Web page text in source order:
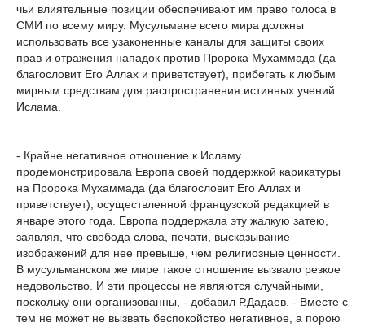
чьи влиятельные позиции обеспечивают им право голоса в
СМИ по всему миру. Мусульмане всего мира должны
использовать все узаконенные каналы для защиты своих
прав и отражения нападок против Пророка Мухаммада (да
благословит Его Аллах и приветствует), прибегать к любым
мирным средствам для распространения истинных учений
Ислама.
- Крайне негативное отношение к Исламу
продемонстрировала Европа своей поддержкой карикатуры
на Пророка Мухаммада (да благословит Его Аллах и
приветствует), осуществленной французской редакцией в
январе этого года. Европа поддержала эту жалкую затею,
заявляя, что свобода слова, печати, высказывание
изображений для нее превыше, чем религиозные ценности.
В мусульманском же мире такое отношение вызвало резкое
недовольство. И эти процессы не являются случайными,
поскольку они организованны, - добавил Р.Дадаев. - Вместе с
тем не может не вызвать беспокойство негативное, а порою